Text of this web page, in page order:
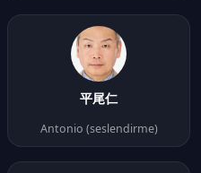
平尾仁
Antonio (seslendirme)